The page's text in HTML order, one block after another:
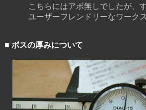
こちらにはアポ無しでしたが、すぐ
ユーザーフレンドリーなワークスベ
■ ボスの厚みについて